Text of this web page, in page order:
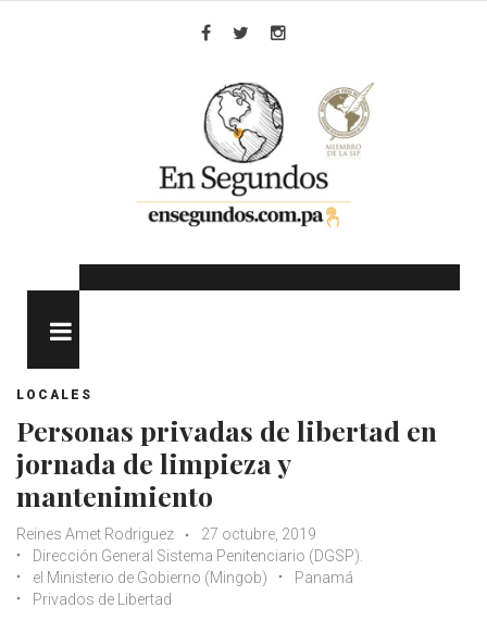
LOCALES
Personas privadas de libertad en
jornada de limpieza y
mantenimiento
Reines Amet Rodriguez
27 octubre, 2019
Dirección General Sistema Penitenciario (DGSP).
el Ministerio de Gobierno (Mingob)
Panamá
Privados de Libertad